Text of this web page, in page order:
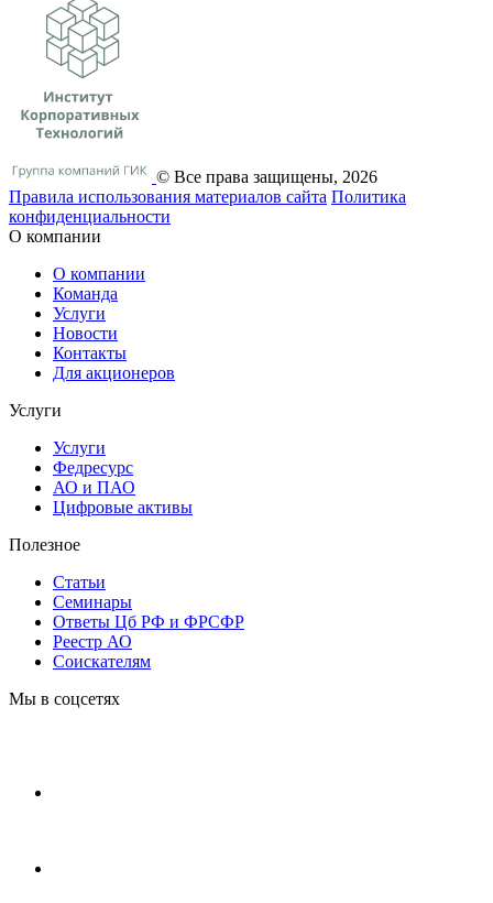
© Все права защищены, 2026
Правила использования материалов сайта Политика
конфиденциальности
О компании
О компании
Команда
Услуги
Новости
Контакты
Для акционеров
Услуги
Услуги
Федресурс
АО и ПАО
Цифровые активы
Полезное
Статьи
Cеминары
Ответы Цб РФ и ФРСФР
Реестр АО
Соискателям
Мы в соцсетях